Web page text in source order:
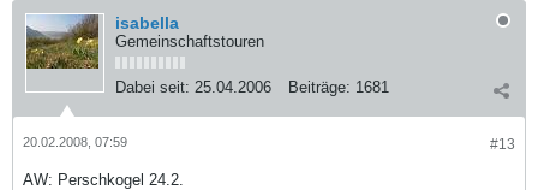
isabella
Gemeinschaftstouren
Dabei seit: 25.04.2006 Beiträge: 1681
#13
20.02.2008, 07:59
AW: Perschkogel 24.2.